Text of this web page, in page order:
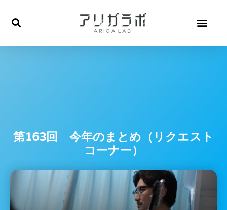
ス
第163回 今年のまとめ（リクエスト
コーナー）